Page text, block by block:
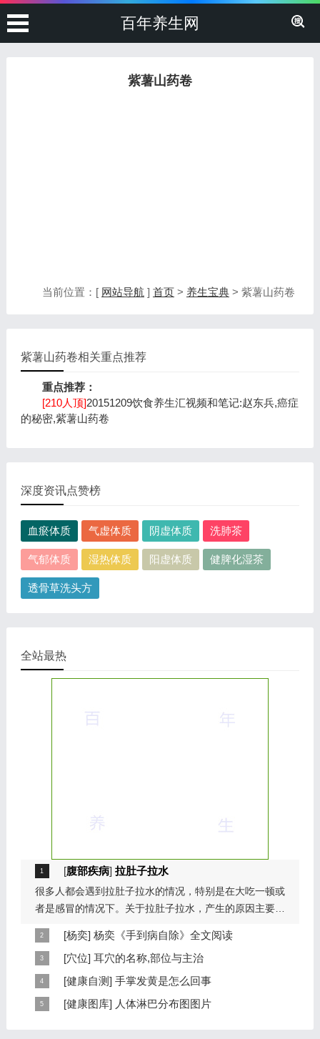
百年养生网
紫薯山药卷
当前位置：[ 网站导航 ] 首页> 养生宝典> 紫薯山药卷
紫薯山药卷相关重点推荐
重点推荐：
[210人顶]20151209饮食养生汇视频和笔记:赵东兵,癌症
的秘密,紫薯山药卷
深度资讯点赞榜
血瘀体质 气虚体质 阴虚体质 洗肺茶
气郁体质 湿热体质 阳虚体质 健脾化湿茶
透骨草洗头方
全站最热
[腹部疾病] 拉肚子拉水
很多人都会遇到拉肚子拉水的情况，特别是在大吃一顿或
者是感冒的情况下。关于拉肚子拉水，产生的原因主要是
[杨奕] 杨奕《手到病自除》全文阅读
本页提供杨奕手到病自除全文阅读。包括完整目录、共计
6大章，66个小节的详细内容。涉及到全身的各个反射
区，以及自然疗法、反射区疗法、食疗等。另外...
[穴位] 耳穴的名称,部位与主治
耳穴在耳郭的分布有一定规律，耳穴在耳郭的分布犹如一
个倒置在子宫内的胎儿，头部朝下，臀部朝上。其分布的
规律是，与面颊相应的穴位在耳垂；与上肢相...
[健康自测] 手掌发黄是怎么回事
手掌发黄，一般是血管内血液不充盈或是皮肤营养不良的
[健康图库] 人体淋巴分布图图片